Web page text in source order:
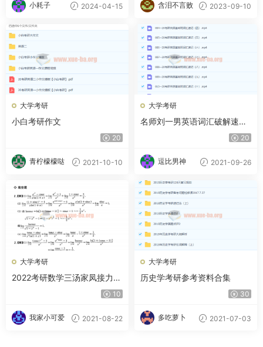
小耗子 2024-04-15 含泪不言败 2023-09-10
大学考研
小白考研作文
20
青柠檬檬哒 2021-10-10
大学考研
名师刘一男英语词汇破解速记
全套视频讲解-百度云下载
20
逗比男神 2021-09-26
大学考研
2022考研数学三汤家凤接力题
10
我家小可爱 2021-08-22
大学考研
历史学考研参考资料合集
30
多吃萝卜 2021-07-03